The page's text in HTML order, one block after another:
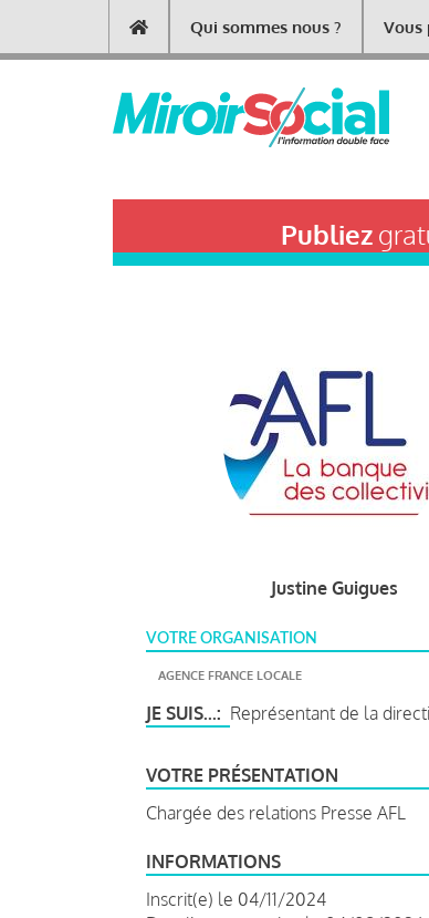
contenu
Main
navigation
Qui sommes nous ? Vous
Publiez
Justine Guigues
VOTRE ORGANISATION
AGENCE FRANCE LOCALE
JE SUIS... Représentant de la
VOTRE PRÉSENTATION
Chargée des relations Presse AFL
INFORMATIONS
Inscrit(e) le 04/11/2024